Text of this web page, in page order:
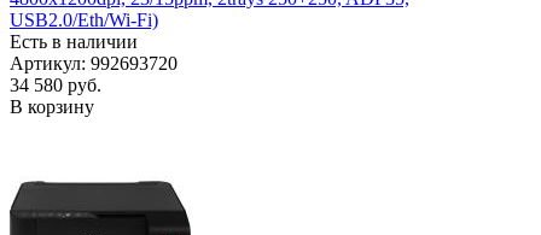
USB2.0/Eth/Wi-Fi)
Есть в наличии
Артикул: 992693720
34 580 руб.
В корзину